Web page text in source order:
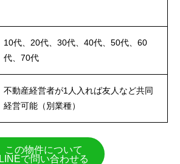
10代、20代、30代、40代、50代、60
代、70代
不動産経営者が1人入れば友人など共同
経営可能（別業種）
この物件について
LINEで問い合わせる